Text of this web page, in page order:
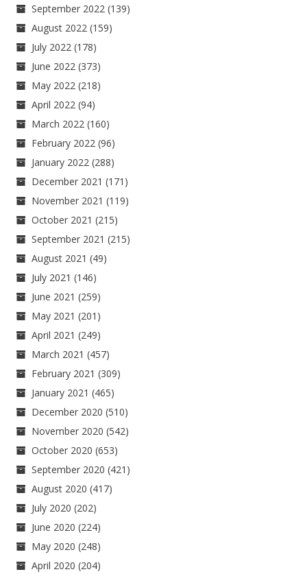
September 2022 (139)
August 2022 (159)
July 2022 (178)
June 2022 (373)
May 2022 (218)
April 2022 (94)
March 2022 (160)
February 2022 (96)
January 2022 (288)
December 2021 (171)
November 2021 (119)
October 2021 (215)
September 2021 (215)
August 2021 (49)
July 2021 (146)
June 2021 (259)
May 2021 (201)
April 2021 (249)
March 2021 (457)
February 2021 (309)
January 2021 (465)
December 2020 (510)
November 2020 (542)
October 2020 (653)
September 2020 (421)
August 2020 (417)
July 2020 (202)
June 2020 (224)
May 2020 (248)
April 2020 (204)